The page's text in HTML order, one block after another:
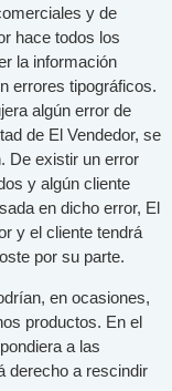
y de
hace todos los
la información
errores tipográficos.
algún error de
de El Vendedor, se
De existir un error
y algún cliente
en dicho error, El
y el cliente tendrá
por su parte.
en ocasiones,
productos. En el
a las
derecho a rescindir